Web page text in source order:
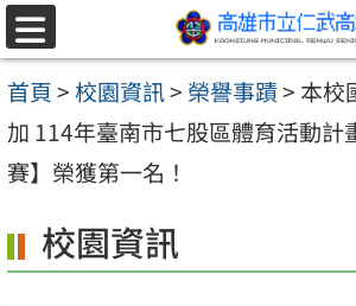
跳至主要內容區
選
單
首頁>校園資訊> 榮譽事蹟> 本校
加 114年臺南市七股區體育活動
賽】榮獲第一名！
校園資訊